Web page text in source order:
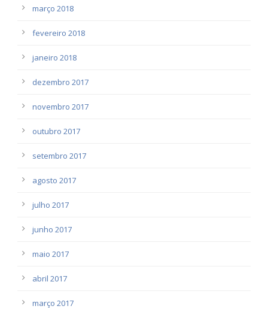
março 2018
fevereiro 2018
janeiro 2018
dezembro 2017
novembro 2017
outubro 2017
setembro 2017
agosto 2017
julho 2017
junho 2017
maio 2017
abril 2017
março 2017